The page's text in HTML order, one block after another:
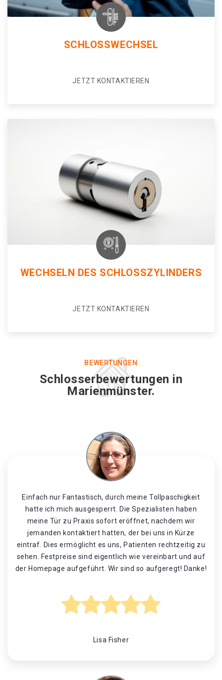
SCHLOSSWECHSEL
JETZT KONTAKTIEREN
WECHSELN DES SCHLOSSZYLINDERS
JETZT KONTAKTIEREN
BEWERTUNGEN
Schlosserbewertungen in
Marienmünster.
Einfach nur Fantastisch, durch meine Tollpaschigkeit
hatte ich mich ausgesperrt. Die Spezialisten haben
meine Tür zu Praxis sofort eröffnet, nachdem wir
jemanden kontaktiert hatten, der bei uns in Kürze
eintraf. Dies ermöglicht es uns, Patienten rechtzeitig zu
sehen. Festpreise sind eigentlich wie vereinbart und auf
der Homepage aufgeführt. Wir sind so aufgeregt! Danke!
Lisa Fisher